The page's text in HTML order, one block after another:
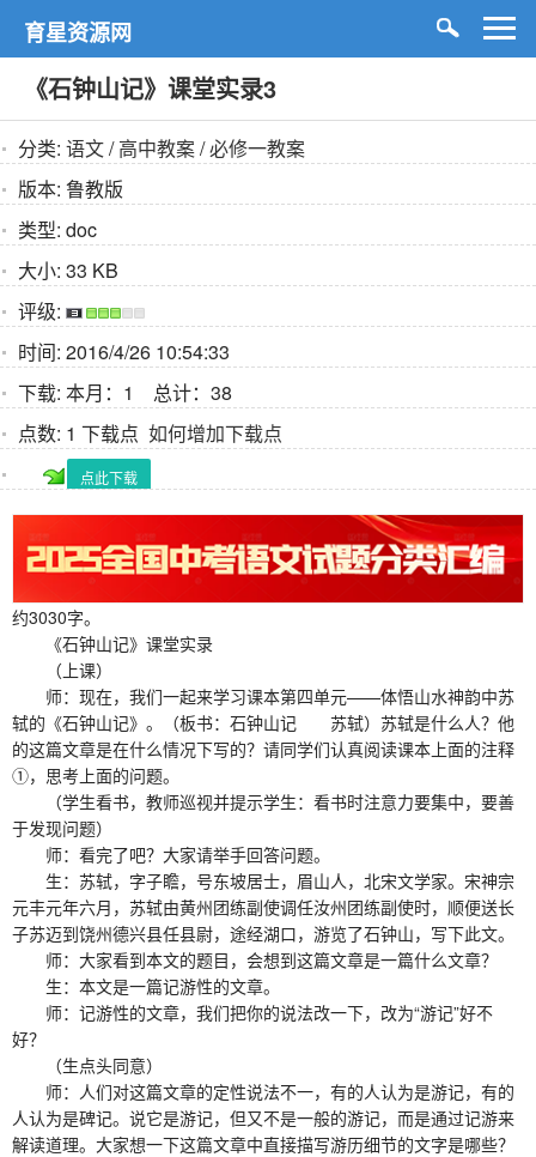
育星资源网
《石钟山记》课堂实录3
分类: 语文/高中教案/必修一教案
版本: 鲁教版
类型: doc
大小: 33 KB
评级:
时间: 2016/4/26 10:54:33
下载: 本月：1 总计：38
点数: 1 下载点 如何增加下载点
点此下载
约3030字。
《石钟山记》课堂实录
（上课）
师：现在，我们一起来学习课本第四单元——体悟山水神韵中苏
轼的《石钟山记》。（板书：石钟山记 苏轼）苏轼是什么人？他
的这篇文章是在什么情况下写的？请同学们认真阅读课本上面的注释
①，思考上面的问题。
（学生看书，教师巡视并提示学生：看书时注意力要集中，要善
于发现问题）
师：看完了吧？大家请举手回答问题。
生：苏轼，字子瞻，号东坡居士，眉山人，北宋文学家。宋神宗
元丰元年六月，苏轼由黄州团练副使调任汝州团练副使时，顺便送长
子苏迈到饶州德兴县任县尉，途经湖口，游览了石钟山，写下此文。
师：大家看到本文的题目，会想到这篇文章是一篇什么文章？
生：本文是一篇记游性的文章。
师：记游性的文章，我们把你的说法改一下，改为“游记”好不
好？
（生点头同意）
师：人们对这篇文章的定性说法不一，有的人认为是游记，有的
人认为是碑记。说它是游记，但又不是一般的游记，而是通过记游来
解读道理。大家想一下这篇文章中直接描写游历细节的文字是哪些？